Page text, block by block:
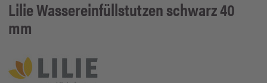
LilieWassereinfüllstutzen schwarz 40
mm